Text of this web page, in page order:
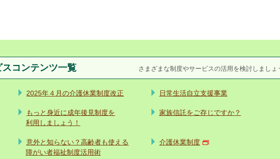
スコンテンツ一覧 さまざまな制度やサービスの活用を検討しましょ
2025年４月の介護休業制度改正 日常生活自立支援事業
もっと身近に成年後見制度を
利用しましょう！
家族信託をご存じですか？
意外と知らない？高齢者も使える
障がい者福祉制度活用術
介護休業制度